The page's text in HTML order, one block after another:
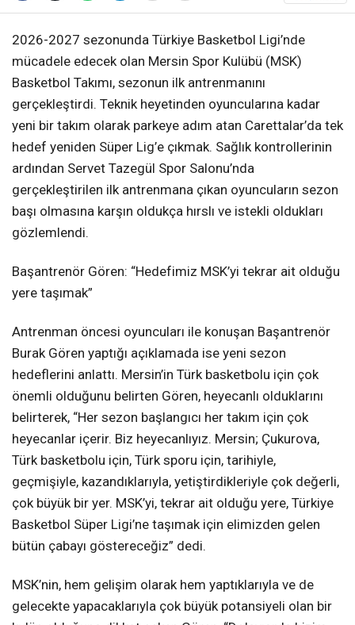
2026-2027 sezonunda Türkiye Basketbol Ligi’nde
mücadele edecek olan Mersin Spor Kulübü (MSK)
Basketbol Takımı, sezonun ilk antrenmanını
gerçekleştirdi. Teknik heyetinden oyuncularına kadar
yeni bir takım olarak parkeye adım atan Carettalar’da tek
hedef yeniden Süper Lig’e çıkmak. Sağlık kontrollerinin
ardından Servet Tazegül Spor Salonu’nda
gerçekleştirilen ilk antrenmana çıkan oyuncuların sezon
başı olmasına karşın oldukça hırslı ve istekli oldukları
gözlemlendi.
Başantrenör Gören: “Hedefimiz MSK’yi tekrar ait olduğu
yere taşımak”
Antrenman öncesi oyuncuları ile konuşan Başantrenör
Burak Gören yaptığı açıklamada ise yeni sezon
hedeflerini anlattı. Mersin’in Türk basketbolu için çok
önemli olduğunu belirten Gören, heyecanlı olduklarını
belirterek, “Her sezon başlangıcı her takım için çok
heyecanlar içerir. Biz heyecanlıyız. Mersin; Çukurova,
Türk basketbolu için, Türk sporu için, tarihiyle,
geçmişiyle, kazandıklarıyla, yetiştirdikleriyle çok değerli,
çok büyük bir yer. MSK’yi, tekrar ait olduğu yere, Türkiye
Basketbol Süper Ligi’ne taşımak için elimizden gelen
bütün çabayı göstereceğiz” dedi.
MSK’nin, hem gelişim olarak hem yaptıklarıyla ve de
gelecekte yapacaklarıyla çok büyük potansiyeli olan bir